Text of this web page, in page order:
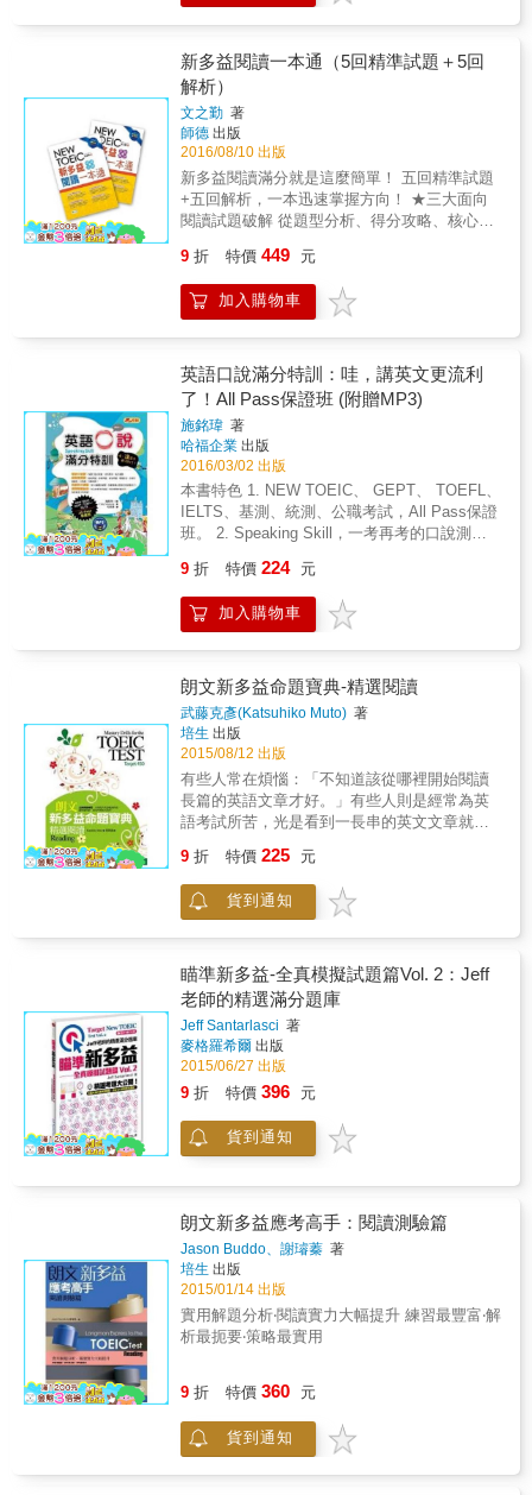
益測驗的您：掌握新題目的關鍵答題技巧，讓
您多益再創高分！超值雙書版本 包含 ■正文本
■詳解本 ■擬真模擬測驗一回
題型一一破解，10天取得閱讀高分！1. 廣告▶
單、申請表）▶ 繳費通知單、申請表、訂單、
問卷、時程表、圖表、菜單3. 文字訊息、線上
對話▶ 兩人對話、三人（含）以上對話4. 書
信、電子郵件▶ 書信和電子郵件固有的版面格
式5. 通知、公告、企業內部公告▶ 公共設施規
則的變更、活動通知、人事異動、公司內部規
則變更、設施改裝6. 徵才相關文章▶ 報紙、網
路徵才廣告、推薦信、雇用契約7. 新聞報導▶
購）、得獎消息公布、事故報導8. 說明書、契
契約、保證書10天規劃，合理安排時間，循序
漸進！考生可依照本書規劃的十日學習進度練
習，在每日密集高強度的訓練下，必能達到最
佳的成果！十天的學習目標如下：Day 1~9 聚
焦閱讀重點與常見題目每天學一種文章類型的
閱讀重點，熟悉常見題目，以及正確答案在文
中的表達方式。學會如何抓到重點，並熟悉常
見題目後，再透過「練習題」進一步練習。在
每日的最終篇有「1分鐘CHECK！」專欄，表
列出當天學習到的閱讀重點及必背單字，提供
考生快速複習。Day 10 模擬測驗收錄一回完整
Part 7模擬試題，題數與正式測驗相同，驗收成
果。本書特色8大文章類型歸納整理逐一分析閱
讀測驗8大文章類型，針對各種類型提供閱讀方
法！10天完整學習計畫1天1主題，方便擬定學
習計畫，10天做好準備上場應試！滿分作者重
者群給考生的應考對策（摘錄）■ 本書將帶你
用三個步驟破解TOEIC L&R TEST的閱讀測
驗：1. 看懂不同文章的格式，記住各類文章的
閱讀重點。2. 記住常見題目及正確答案在文中
的表達方式。3. 做練習題。■ Part 7的應考對策
1. 注意時間分配！（目標是1題1分鐘快讀快
答）2. 學會解題順序！3. 了解常見題目形式！
文章類型，找出該類型固定的表達方式與經常
應該是「局部搜尋型」或「全文搜尋型」？解
題的順序是「看完題目之後，從文章中找出題
目所問的內容在哪裡，然後對照選項選出正確
答案」，不過要從文章中找出導向正確答案的
內容，有時必須搜尋全文才找得到……★★怎
麼做？怎麼執行？更多、更詳細的應考對策，
請翻閱本書。
不斷跳級，最年輕的哈佛教授， 美國最年輕的
醫學博士，最年輕的腦神經權威， 華人之光，
跨界「操刀」，解救華人的英語。 用英語的思
維， 傳授英語考高分的技巧。 有頭腦；就沒煩
惱， 一看考題，就會解答。 【高速雪球速記學
強化記憶，達到1分鐘就可以背誦，or眼睛一
看，馬上記住的最高目標。 1. 速度快---用眼睛
看，就能記住。 2. 效率高---念1分鐘，就能背
誦。 3. 實力好---什麼考試，都難不倒。
Plan（計畫）、D是Do（執行）、A是
Action（行動）、C是Check（檢視）。PDCA
可以設定分數標竿，和學習時程，讓PDCA高速
重點，讓自己的英語能力，不斷向上提升。
PDCA鬼速英語學習法和高速雪球速記學習法，
都是一個可以陪你走過不同英語程度的好夥
伴！計劃好、不拖延、充足準備時間，金色證
書，勝券在握。 Plan（計畫） 1. 訂定考試時間
2. 擬定閱讀計劃 3. 收集考試教材 Do（執行）
1. 利用80/20法則快速抓重點 2. 每天背多少單
字、片語 3. 每天學多少文法、句型 4. 每天閱
做多少模擬測驗 Check（檢視） 1. 單字、片
語、文法、句型都記住嗎？ 2. 聽力測驗有問題
嗎？ 3. 閱讀測驗有問題嗎？ 4. 模擬測驗成績
驗收 Action（行動） 1. 檢視學習成績 2. 調整
最佳的SOP 3. 修正閱讀進度 4. 調整準備方法
5. 學習才不會鬼打牆 【新制TOEIC高分策略】
1.攻略： 新制多益應考教戰策略，迅速掌握主
考官的出題方向。閱讀聽力，同時進行， 善用
高速循環「雪球速記法」，反覆念10 遍，效率
最高、印象最深，花最少時間，得最高分數。
2. 突破： 收集全球近10 年來，職場和社交場
合，使用頻率最高的英語句型。眼睛一看就記
住，速度最快；色筆註記，刺激右腦，深化記
憶，讀解、聽解考題，全部破解。 3. 高分： 收
的英語溝通使用技巧。強化 聽力閱讀，配合
MP3，提升新制多益「聽力、閱讀」，臨場應
考能力，全面突破 自我最高極限。任何程度皆
者用這些方法，分數都很高。 1. 麥肯錫思考法
單字、句型記憶快、累積量大，聽力、閱讀分
數，步步高句型 2. 樹狀圖 根據出題頻率，決定
複習攻略；跟讀、跟唸、手寫，衍生聯想，發
揮想像力 3. 心智圖 激發快速記憶法，記住大量
常考單字、片語、句型，瞬間提升聽力和閱讀
力 4. 多邊形學習法 單字、片語、文法、句型、
聽力、閱讀，熟悉模擬題庫，加強聽力和閱讀
能力 5. 多做練習 有做就有分，多做歷屆考古
句型狂吸法 考前6天衝刺，輕鬆突破900分 7.
只看關鍵單字、片語、句型 臨場應考前的最後
10分鐘
新多益閱讀一本通（5回精準試題＋5回
解析）
文之勤 著
師德 出版
2016/08/10 出版
新多益閱讀滿分就是這麼簡單！ 五回精準試題
+五回解析，一本迅速掌握方向！ ★三大面向
閱讀試題破解 從題型分析、得分攻略、核心能
題範圍與命題方向，一本迅速掌握先機！ ★四
大閱讀題型精準分析 針對單句填空、短文填
空、單篇文章、雙篇文章四種題型，提供真正
回完整題目，包含各類型商業文件，透過模擬
練習熟悉題目呈現方式與文章長度，一本應試
百戰百勝！ ★六度滿分秘訣全面公開 六次新多
益滿分狀元親自命題，巧妙融入最常考的關鍵
單字和文法，題目難度絕 對媲美正式考試，一
本輕鬆贏得高分！& 【本書特色】 滿分狀元打
破台灣學生的學習迷思！ 閱讀解題跟著做！ 閱
讀題目又多又長，做好準備不慌張，依照解題
三步驟，限定時間內立即輕鬆作答。 閱讀考題
有範圍！ 出題範圍有跡可循，考前準備不必大
握。 各種類型都看懂！ 囊括不同類型商業文
件，對照全篇詳盡解析，反覆閱讀詳加練習，
正式考試一看就懂。 閱讀技能全分析！ 根據歷
題核心能力和技能比重一目瞭然。 【適用對
象】 多益在國內外各大企業，皆為企業員工英
語能力檢驗工具，更是員工招募、升遷及外派
人員篩選標準。在校園中也常被用作大學推薦
甄試入學、新生英語分班及診斷測驗、英語學
習成就測驗及大學畢業英語門檻等用途。 想爭
取加薪升職、出國進修的機會？ 想證明自己具
腳步？ 多益高分就是取得致勝先機的關鍵！
9 折 特價 449 元
加入購物車
英語口說滿分特訓：哇，講英文更流利
了！All Pass保證班 (附贈MP3)
施銘瑋 著
哈福企業 出版
2016/03/02 出版
本書特色 1. NEW TOEIC、 GEPT、 TOEFL、
IELTS、基測、統測、公職考試，All Pass保證
班。 2. Speaking Skill，一考再考的口說測驗
英文，改變你的人生：英語勵志精典名句]，每
句英文都是老外的智慧精華，不只讓你的人
生，從黑白變彩色；也讓你的英語人生、職場
級，流利應答，高分過關 2.練就英語嘴：簡短
問題．複雜問題．會話問題．看圖回答，各種
口說題型一次蒐羅，完整訓練！ 3.挑戰實力測
驗：30 分鐘聽答練習，紮實磨練出堅強的英語
會話力！ 4.傳授解題秘技：完全掌握考試題
型，教您瞬間解題技巧，英語會話力再突破！
本書使用方法 第一部分「簡單問題」，共二十
題。外籍老師會用正常速度清楚地唸出題號與
問題。請注意，問題只播出一遍。您可以在試
並在聽完問題後，迅速地說出正確答案。每題
約有十秒的間隔。 第二部分「複雜問題」，共
十五題。同樣地，外籍老師會用正常速度唸出
題號與問題。問題也只播出一遍，請快速記下
問題重點、回答關鍵字，在十秒內將您的答案
正確地說出來。 第三部分「會話問題」，共十
五單元，對話不印在試題冊上，但單元問題則
會印出來。首先，外籍老師會用最道地、最逼
真的語調與口氣唸出一段對話。對話以正常速
度進行，最後老師會唸出測驗題目。請注意，
目一遍，聽對話同時邊在紙上整理重點、回答
關鍵字。每段對話的作答時間約為十五秒&sim;
整的回答。 第四部分「看圖回答」，請先看圖
片。外籍老師會用正常速度唸出題號與測驗題
目。一個圖片會有一&sim;二個問題，第一個問
題都是問圖片的內容，請仔細看圖片，針對細
節完整地回答。每個單一問題的回答時間約為
十五秒。共四部分試題，考試時間約30分鐘。
請完全遵循MP3的速度應試，才能達到增加口
心整理的解答範例區，除了提供答題技巧與實
來，讓您省略畫重點的步驟，口說或閱讀都能
一次抓到重點！三十分鐘快、狠、準口說測驗
考題，題型綜合簡短、複雜、會話問題及看圖
9 折 特價 224 元
加入購物車
朗文新多益命題寶典-精選閱讀
武藤克彥(Katsuhiko Muto) 著
培生 出版
2015/08/12 出版
有些人常在煩惱：「不知道該從哪裡開始閱讀
長篇的英語文章才好。」有些人則是經常為英
語考試所苦，光是看到一長串的英文文章就覺
TOEIC 考試中第七大題的文章理解問題所致。
不管如何，為了要能正確解題，你都必須擁有
一定的單字和片語程度。但是，抽象的短文閱
出答案。 & 因此，從文章中找出答案是 Part 7
主要的考題走向。而要為此有所準備，就必
須：1.了解出題類型；2.注意作答時間；3.了解
作答順序；4.懂得詞語的變換表現。其中，5.了
解出題類型，可說是了解TOEIC考試中第七大
題的第一步。 & ＊ Part 7 的類型 Part 7 的題
目屬於什麼樣類型的文章呢？一言以蔽之就是
「一般公司裡上班族平時會閱讀的文章」。大
範圍區分有：(A) 日常生活中所見的文章，和
(B) 在公司內所見的文章兩種。作為學生，你對
商業英語（B 類型的文章）是否會感到不安？
以及對商業英語不熟悉的學習者為目標讀者，
針對 Part 7 的出題走向，依英語文章的篇幅和
日常生活中常見的內容（附中文的背景知
識），安排了 Unit 1 ~ Unit 17 的學習內容。若
能扎實地學習，自然而然就會增加閱讀理解英
語的能力。或許你現在會覺得「長篇文章竟然
識與準備。 & 本書是以填空練習的方式，讓讀
者將資訊劃底線或劃 &ldquo;○&rdquo;，並從文
章中找出答案以填入空格中來做練習。在 Unit
17 之前的內容安排，是由「文章類型說明
9 折 特價 225 元
貨到通知
瞄準新多益-全真模擬試題篇Vol. 2：Jeff
老師的精選滿分題庫
Jeff Santarlasci 著
麥格羅希爾 出版
2015/06/27 出版
9 折 特價 396 元
貨到通知
朗文新多益應考高手：閱讀測驗篇
Jason Buddo、謝璿蓁 著
培生 出版
2015/01/14 出版
實用解題分析‧閱讀實力大幅提升 練習最豐富‧解
析最扼要‧策略最實用
9 折 特價 360 元
貨到通知